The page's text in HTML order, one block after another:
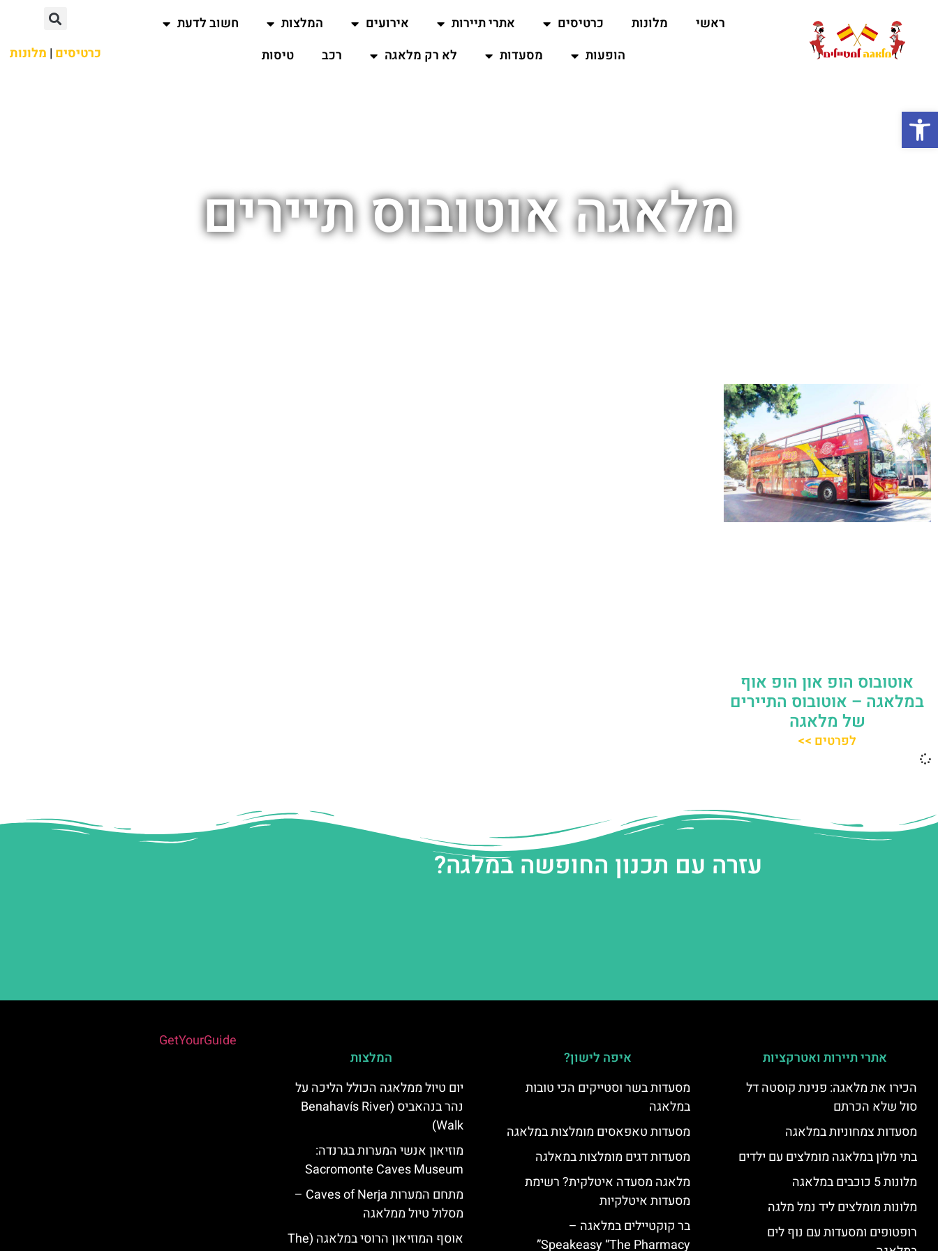
ראשי מלונות כרטיסים אתרי תיירות אירועים המלצות
חשוב לדעת
הופעות
מסעדות לא רק מלאגה רכב טיסות כרטיסים | מלונות
מלאגה אוטובוס תיירים
אוטובוס הופ און הופ אוף
במלאגה – אוטובוס התיירים
של מלאגה
לפרטים >>
עזרה עם תכנון החופשה במלגה?
אתרי תיירות ואטרקציות
הכירו את מלאגה: פנינת קוסטה דל
סול שלא הכרתם
מסעדות צמחוניות במלאגה
בתי מלון במלאגה מומלצים עם ילדים
מלונות 5 כוכבים במלאגה
מלונות מומלצים ליד נמל מלגה
רופטופים ומסעדות עם נוף לים
איפה לישון?
מסעדות בשר וסטייקים הכי טובות
במלאגה
מסעדות טאפאסים מומלצות במלאגה
מסעדות דגים מומלצות במאלגה
מלאגה מסעדה איטלקית? רשימת
מסעדות איטלקיות
בר קוקטיילים במלאגה –
Speakeasy “The Pharmacy”
המלצות
יום טיול ממלאגה הכולל הליכה על
נהר בנהאביס (Benahavís River
Walk)
מוזיאון אנשי המערות בגרנדה:
Sacromonte Caves Museum
מתחם המערות Caves of Nerja –
מסלול טיול ממלאגה
אוסף המוזיאון הרוסי במלאגה (The
GetYourGuide
פתח סרגל נגישות